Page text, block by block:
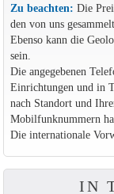
Zu beachten: Die
den von uns
Ebenso kann die
sein.
Die angegebenen
Einrichtungen und in
nach Standort und
Mobilfunknummern
Die internationale
IN